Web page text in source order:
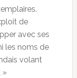
de
avec ses
les noms de
volant
»